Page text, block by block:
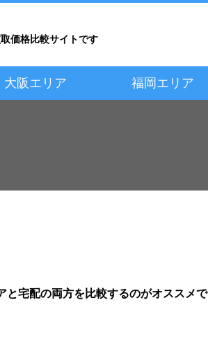
価格比較サイトです
大阪エリア 福岡エリア
と宅配の両方を比較するのがオススメで